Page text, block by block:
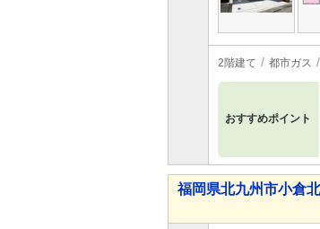
2階建て 都市ガス
おすすめポイント
福岡県北九州市小倉